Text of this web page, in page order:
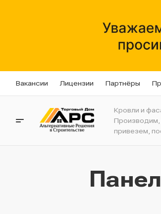
Вакансии Лицензии Партнёры
Кровли и
Производим,
привезем,